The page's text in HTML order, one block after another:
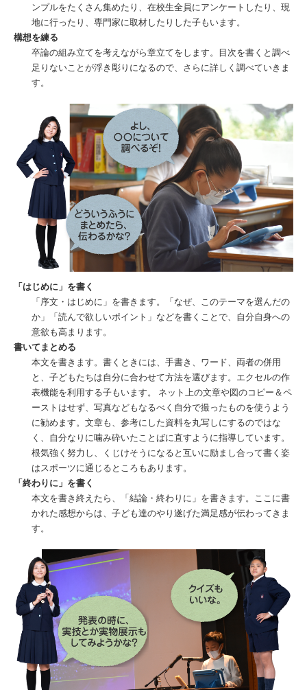
ンプルをたくさん集めたり、在校生全員にアンケートしたり、現
地に行ったり、専門家に取材したりした子もいます。
構想を練る
卒論の組み立てを考えながら章立てをします。目次を書くと調べ
足りないことが浮き彫りになるので、さらに詳しく調べていきま
す。
「はじめに」を書く
「序文・はじめに」を書きます。「なぜ、このテーマを選んだの
か」「読んで欲しいポイント」などを書くことで、自分自身への
意欲も高まります。
書いてまとめる
本文を書きます。書くときには、手書き、ワード、両者の併用
と、子どもたちは自分に合わせて方法を選びます。エクセルの作
表機能を利用する子もいます。 ネット上の文章や図のコピー＆ペ
ーストはせず、写真などもなるべく自分で撮ったものを使うよう
に勧めます。文章も、参考にした資料を丸写しにするのではな
く、自分なりに噛み砕いたことばに直すように指導しています。
根気強く努力し、くじけそうになると互いに励まし合って書く姿
はスポーツに通じるところもあります。
「終わりに」を書く
本文を書き終えたら、「結論・終わりに」を書きます。ここに書
かれた感想からは、子ども達のやり遂げた満足感が伝わってきま
す。